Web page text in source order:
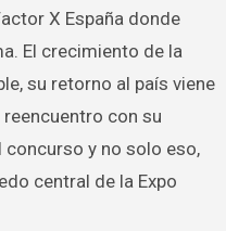
X España donde
El crecimiento de la
su retorno al país viene
con su
concurso y no solo eso,
central de la Expo